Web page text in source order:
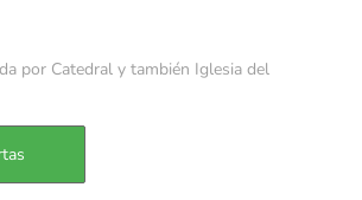
por Catedral y también Iglesia del